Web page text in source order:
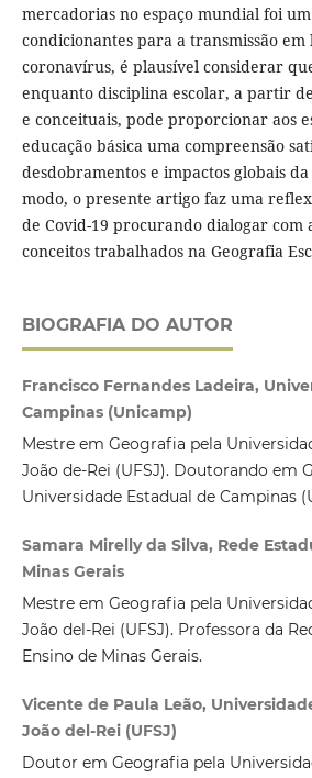
mercadorias no espaço mundial foi
condicionantes para a transmissão em
coronavírus, é plausível considerar
enquanto disciplina escolar, a partir
e conceituais, pode proporcionar aos
educação básica uma compreensão
desdobramentos e impactos globais da
modo, o presente artigo faz uma
de Covid-19 procurando dialogar com
conceitos trabalhados na Geografia
BIOGRAFIA DO AUTOR
Francisco Fernandes Ladeira,
Campinas (Unicamp)
Mestre em Geografia pela
João de-Rei (UFSJ). Doutorando em
Universidade Estadual de Campinas
Samara Mirelly da Silva, Rede
Minas Gerais
Mestre em Geografia pela
João del-Rei (UFSJ). Professora da
Ensino de Minas Gerais.
Vicente de Paula Leão,
João del-Rei (UFSJ)
Doutor em Geografia pela